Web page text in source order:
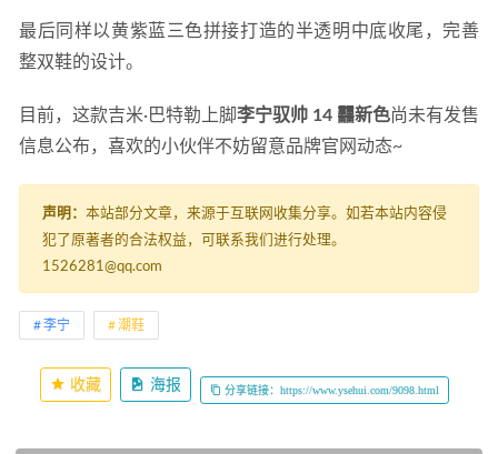
最后同样以黄紫蓝三色拼接打造的半透明中底收尾，完善
整双鞋的设计。
目前，这款吉米·巴特勒上脚李宁驭帅 14 䨻新色尚未有发售
信息公布，喜欢的小伙伴不妨留意品牌官网动态~
声明： 本站部分文章，来源于互联网收集分享。如若本站内容侵
犯了原著者的合法权益，可联系我们进行处理。
1526281@qq.com
李宁 潮鞋
收藏 海报 分享链接：https://www.ysehui.com/9098.html